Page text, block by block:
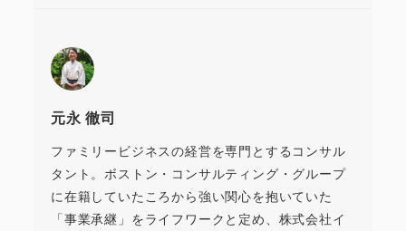
元永 徹司
ファミリービジネスの経営を専門とするコンサル
タント。ボストン・コンサルティング・グループ
に在籍していたころから強い関心を抱いていた
「事業承継」をライフワークと定め、株式会社イ